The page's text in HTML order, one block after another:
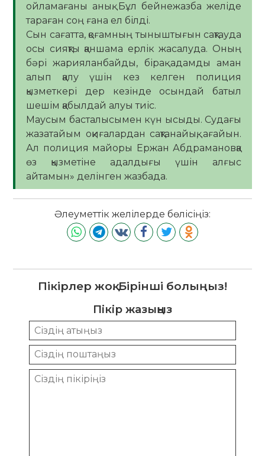
ойламағаны анық. Бұл бейнежазба желіде
тараған соң ғана ел білді.
Сын сағатта, қоғамның тыныштығын сақтауда
осы сияқты қаншама ерлік жасалуда. Оның
бәрі жарияланбайды, бірақ адамды аман
алып қалу үшін кез келген полиция
қызметкері дер кезінде осындай батыл
шешім қабылдай алуы тиіс.
Маусым басталысымен күн ысыды. Судағы
жазатайым оқиғалардан сақтанайық, ағайын.
Ал полиция майоры Ержан Абдрамановқа
өз қызметіне адалдығы үшін алғыс
айтамын» делінген жазбада.
Әлеуметтік желілерде бөлісіңіз:
Пікірлер жоқ. Бірінші болыңыз!
Пікір жазыңыз